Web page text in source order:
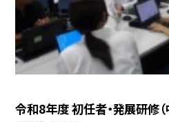
令和8年度 初任者・発展研修（